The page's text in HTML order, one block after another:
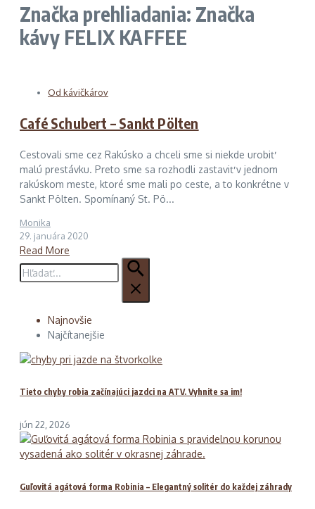
Značka prehliadania: Značka
kávy FELIX KAFFEE
Od kávičkárov
Café Schubert – Sankt Pölten
Cestovali sme cez Rakúsko a chceli sme si niekde urobiť
malú prestávku. Preto sme sa rozhodli zastaviť v jednom
rakúskom meste, ktoré sme mali po ceste, a to konkrétne v
Sankt Pölten. Spomínaný St. Pö...
Monika
29. januára 2020
Read More
Hľadať:
Najnovšie
Najčítanejšie
Tieto chyby robia začínajúci jazdci na ATV. Vyhnite sa im!
jún 22, 2026
Guľovitá agátová forma Robinia – Elegantný solitér do každej záhrady